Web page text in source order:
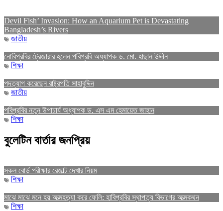
Devil Fish’ Invasion: How an Aquarium Pet is Devastating
Bangladesh’s Rivers
জাতীয়
নোবিপ্রবির ট্রেজারার হলেন পবিপ্রবি অধ্যাপক ড. মো. হাছান উদ্দীন
শিক্ষা
পদত্যাগ করেছেন রাষ্ট্রপতি সাহাবুদ্দিন
জাতীয়
পবিপ্রবির নতুন উপাচার্য অধ্যাপক ড. এস এম হেমায়েত জাহান
শিক্ষা
বুলেটিন বার্তার জনপ্রিয়
সকল বোর্ড পরীক্ষার রেজাল্ট দেখার নিয়ম
শিক্ষা
মাঝে মাঝে মনে হয় আত্মহত্যা করে ফেলি: হাবিপ্রবির স্থাপত্য বিভাগের আত্মকথন
শিক্ষা